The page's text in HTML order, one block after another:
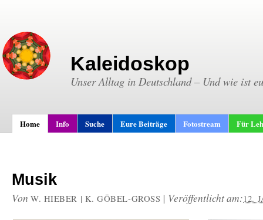
Kaleidoskop
Unser Alltag in Deutschland – Und wie ist
Home Info Suche Eure Beiträge Fotostream Für
Musik
Von W. HIEBER | K. GÖBEL-GROSS | Veröffentlicht am:12.